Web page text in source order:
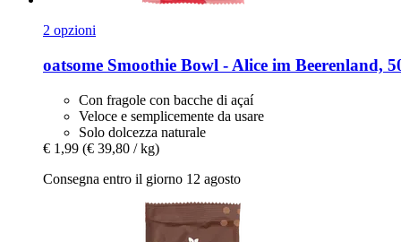
2 opzioni
oatsome Smoothie Bowl -​ Alice im Beerenland,
Con fragole con bacche di açaí
Veloce e semplicemente da usare
Solo dolcezza naturale
€ 1,99 (€ 39,80 / kg)
Consegna entro il giorno 12 agosto